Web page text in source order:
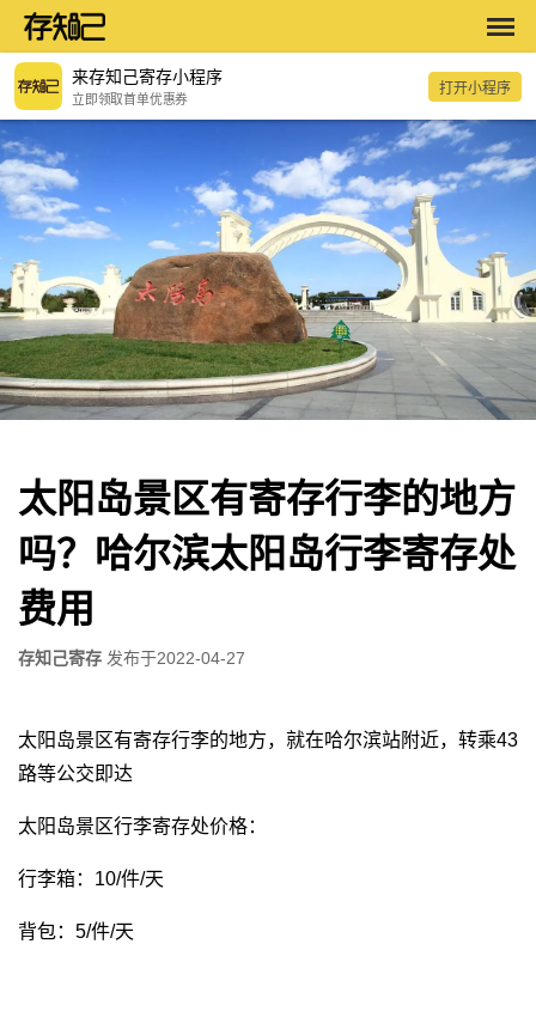
来存知己寄存小程序
立即领取首单优惠券
打开小程序
太阳岛景区有寄存行李的地方
吗？哈尔滨太阳岛行李寄存处
费用
存知己寄存 发布于2022-04-27
太阳岛景区有寄存行李的地方，就在哈尔滨站附近，转乘43
路等公交即达
太阳岛景区行李寄存处价格：
行李箱：10/件/天
背包：5/件/天